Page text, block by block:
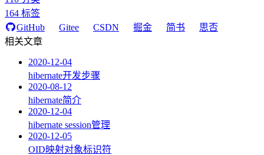
164 标签
GitHub
Gitee CSDN 掘金 简书
思否
相关文章
2020-12-04
hibernate开发步骤
2020-08-12
hibernate简介
2020-12-04
hibernate session管理
2020-12-05
OID映射对象标识符